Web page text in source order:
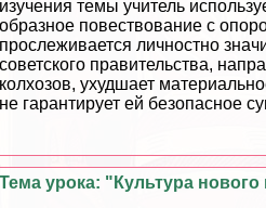
изучения темы учитель
образное повествование с
прослеживается личностно
советского правительства,
колхозов, ухудшает
не гарантирует ей безопасное
Тема урока: "Культура